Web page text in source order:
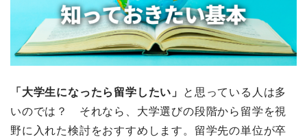
「大学生になったら留学したい」
と思っている人は多
いのでは？ それなら、大学選びの段階から留学を視
野に入れた検討をおすすめします。留学先の単位が卒